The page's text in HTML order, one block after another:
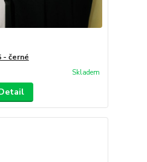
- černé
Skladem